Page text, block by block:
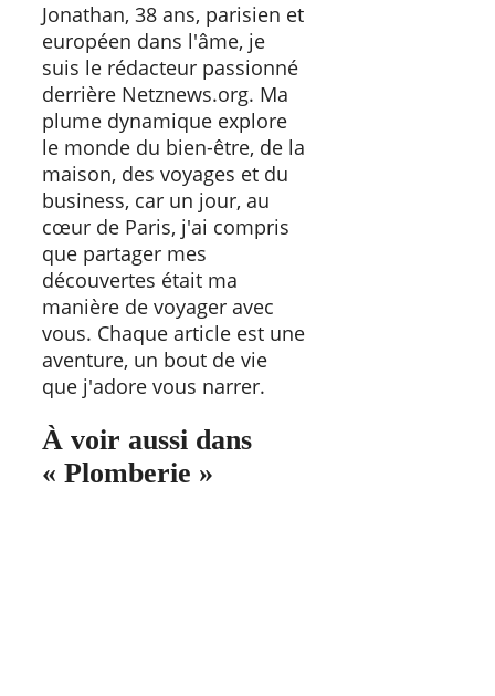
Jonathan, 38 ans, parisien et
européen dans l'âme, je
suis le rédacteur passionné
derrière Netznews.org. Ma
plume dynamique explore
le monde du bien-être, de la
maison, des voyages et du
business, car un jour, au
cœur de Paris, j'ai compris
que partager mes
découvertes était ma
manière de voyager avec
vous. Chaque article est une
aventure, un bout de vie
que j'adore vous narrer.
À voir aussi dans
« Plomberie »